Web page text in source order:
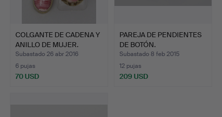
COLGANTE DE CADENA Y
ANILLO DE MUJER.
Subastado 26 abr 2016
6 pujas
70 USD
PAREJA DE PENDIENTES
DE BOTÓN.
Subastado 8 feb 2015
12 pujas
209 USD